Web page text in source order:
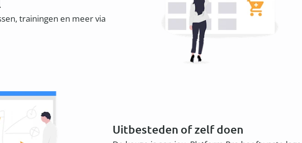
trainingen en meer via
Uitbesteden of zelf doen